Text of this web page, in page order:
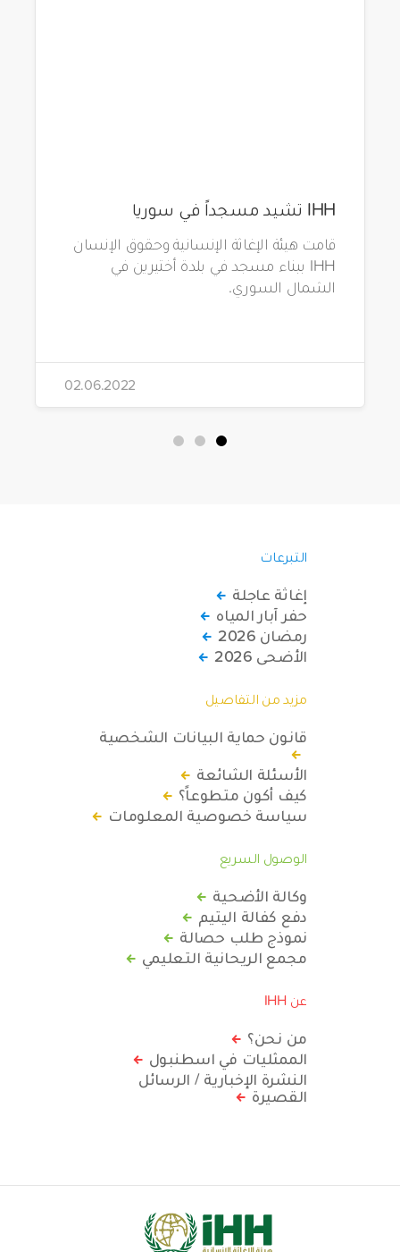
IHH تشيد مسجداً في سوريا
قامت هيئة الإغاثة الإنسانية وحقوق الإنسان
IHH ببناء مسجد في بلدة أختيرين في
الشمال السوري.
02.06.2022
التبرعات
إغاثة عاجلة
حفر آبار المياه
رمضان 2026
الأضحى 2026
مزيد من التفاصيل
قانون حماية البيانات الشخصية
الأسئلة الشائعة
كيف أكون متطوعاً؟
سياسة خصوصية المعلومات
الوصول السريع
وكالة الأضحية
دفع كفالة اليتيم
نموذج طلب حصالة
مجمع الريحانية التعليمي
عن IHH
من نحن؟
الممثليات في اسطنبول
النشرة الإخبارية / الرسائل
القصيرة